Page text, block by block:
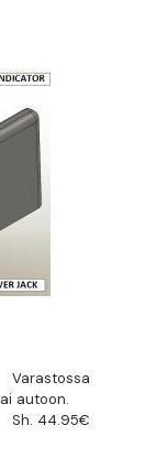
Varastossa
autoon.
Sh. 44.95€